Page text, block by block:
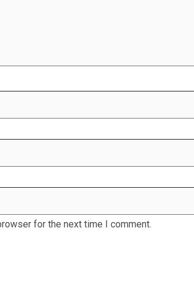
for the next time I comment.